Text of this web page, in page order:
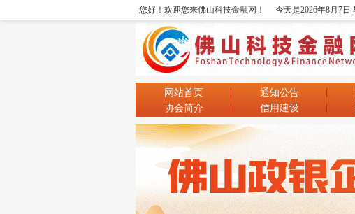
您好！欢迎您来佛山科技金融网！ 今天是2026年8月7
网站首页 通知公告
协会简介
信用建设